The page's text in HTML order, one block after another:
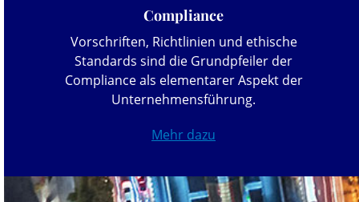
Compliance
Vorschriften, Richtlinien und ethische
Standards sind die Grundpfeiler der
Compliance als elementarer Aspekt der
Unternehmensführung.
Mehr dazu